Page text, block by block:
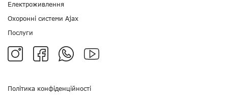
Політика конфіденційності
Електроживлення
Охоронні системи Ajax
Послуги